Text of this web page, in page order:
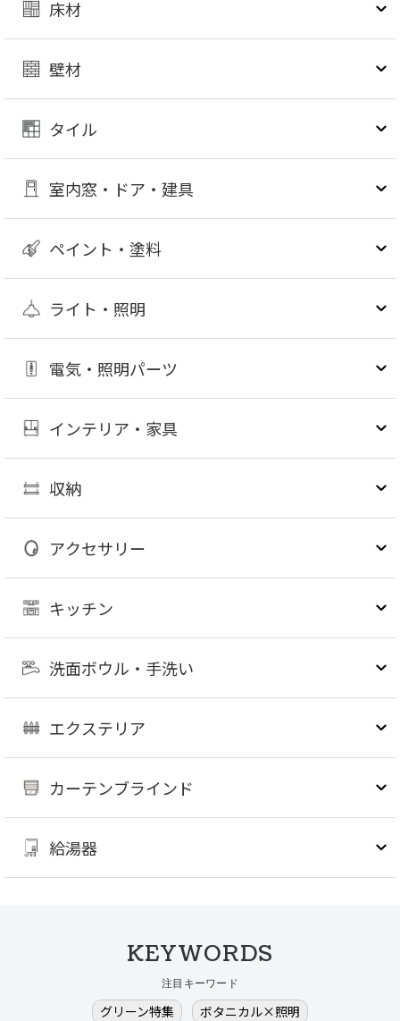
床材
壁材
タイル
室内窓・ドア・建具
ペイント・塗料
ライト・照明
電気・照明パーツ
インテリア・家具
収納
アクセサリー
キッチン
洗面ボウル・手洗い
エクステリア
カーテンブラインド
給湯器
KEYWORDS
注目キーワード
グリーン特集
ボタニカル×照明